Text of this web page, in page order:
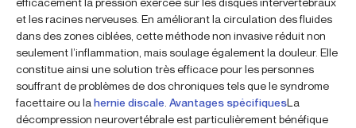
et les racines nerveuses. En améliorant la circulation des fluides
dans des zones ciblées, cette méthode non invasive réduit non
seulement l’inflammation, mais soulage également la douleur. Elle
constitue ainsi une solution très efficace pour les personnes
souffrant de problèmes de dos chroniques tels que le syndrome
facettaire ou la hernie discale Avantages spécifiquesLa
décompression neurovertébrale est particulièrement bénéfique